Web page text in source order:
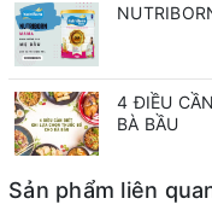
4 ĐIỀU
BÀ BẦU
Sản phẩm liên